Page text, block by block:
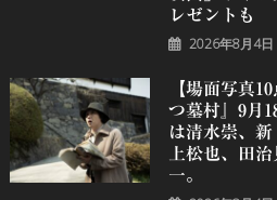
レゼントも
2026年8月4日
【場面写真
つ墓村』9月
は清水崇、
上松也、田
一。